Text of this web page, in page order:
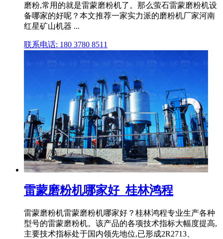
磨粉,常用的就是雷蒙磨粉机了。那么萤石雷蒙磨粉机设
备哪家的好呢？本文推荐一家实力派的磨粉机厂家河南
红星矿山机器 ...
联系电话: 180 3780 8511
雷蒙磨粉机哪家好_桂林鸿程
雷蒙磨粉机雷蒙磨粉机哪家好？桂林鸿程专业生产各种
型号的雷蒙磨粉机。该产品的各项技术指标大幅度提高,
主要技术指标处于国内领先地位,已形成2R2713、